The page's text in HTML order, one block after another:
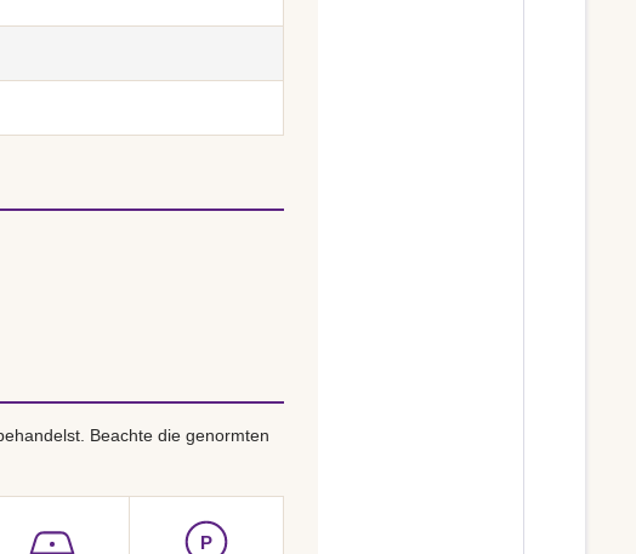
Beachte die genormten
P